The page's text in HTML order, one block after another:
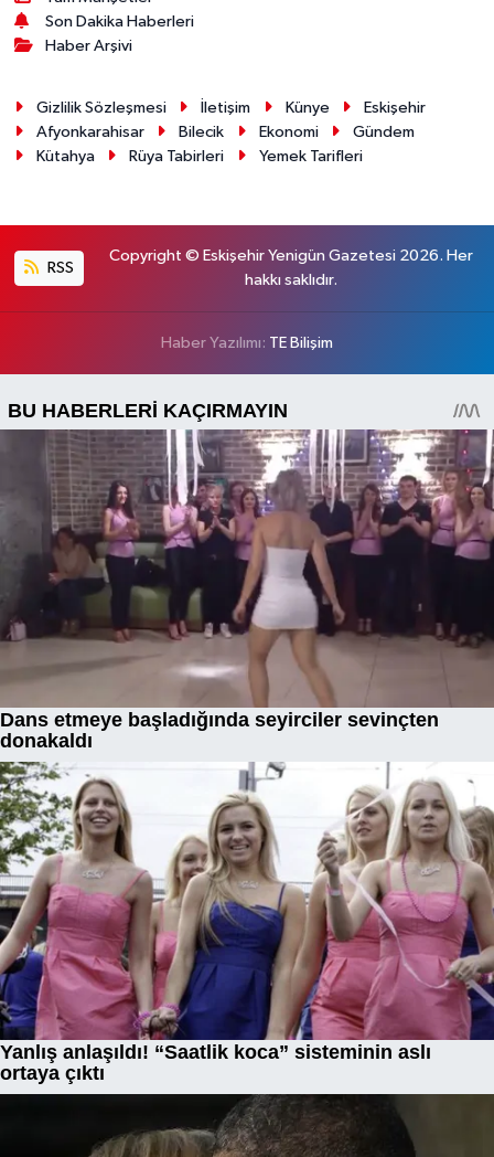
Son Dakika Haberleri
Haber Arşivi
Gizlilik Sözleşmesi İletişim Künye
Eskişehir
Afyonkarahisar
Bilecik Ekonomi
Gündem
Kütahya
Rüya Tabirleri Yemek Tarifleri
RSS
Copyright © Eskişehir Yenigün Gazetesi 2026. Her
hakkı saklıdır.
Haber Yazılımı: TE Bilişim